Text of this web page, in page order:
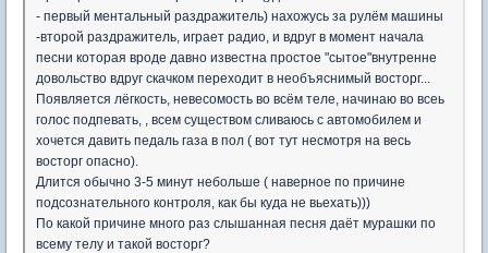
- первый ментальный раздражитель) нахожусь за рулём машины
-второй раздражитель, играет радио, и вдруг в момент начала
песни которая вроде давно известна простое "сытое"внутренне
довольство вдруг скачком переходит в необъяснимый восторг...
Появляется лёгкость, невесомость во всём теле, начинаю во всеь
голос подпевать, , всем существом сливаюсь с автомобилем и
хочется давить педаль газа в пол ( вот тут несмотря на весь
восторг опасно).
Длится обычно 3-5 минут небольше ( наверное по причине
подсознательного контроля, как бы куда не вьехать)))
По какой причине много раз слышанная песня даёт мурашки по
всему телу и такой восторг?